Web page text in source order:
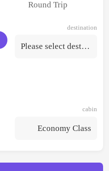
Round Trip
destination
Please select destination
cabin
Economy Class